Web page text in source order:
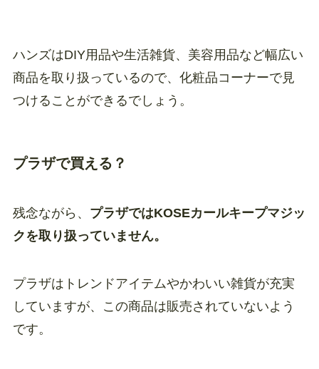
ハンズはDIY用品や生活雑貨、美容用品など幅広い
商品を取り扱っているので、化粧品コーナーで見
つけることができるでしょう。
プラザで買える？
残念ながら、 プラザではKOSEカールキープマジッ
クを取り扱っていません。
プラザはトレンドアイテムやかわいい雑貨が充実
していますが、この商品は販売されていないよう
です。